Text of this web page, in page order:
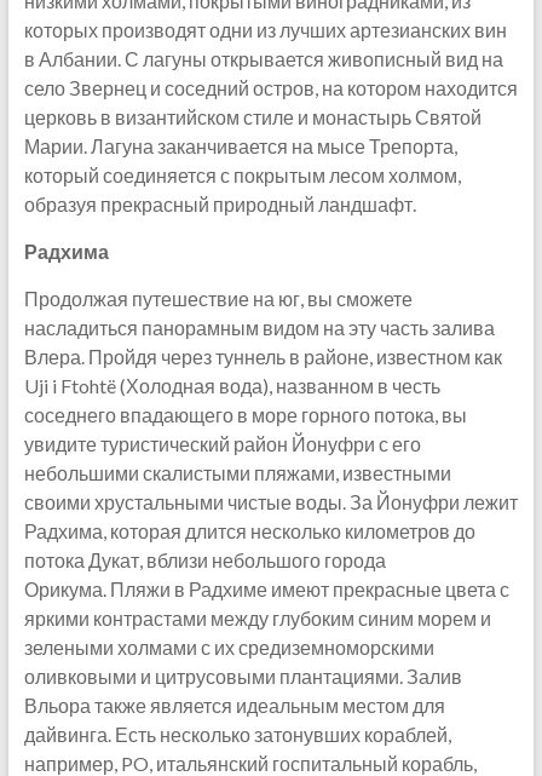
которых производят одни из лучших артезианских вин
в Албании. С лагуны открывается живописный вид на
село Звернец и соседний остров, на котором находится
церковь в византийском стиле и монастырь Святой
Марии. Лагуна заканчивается на мысе Трепорта,
который соединяется с покрытым лесом холмом,
образуя прекрасный природный ландшафт.
Радхима
Продолжая путешествие на юг, вы сможете
насладиться панорамным видом на эту часть залива
Влера. Пройдя через туннель в районе, известном как
Uji i Ftohtë (Холодная вода), названном в честь
соседнего впадающего в море горного потока, вы
увидите туристический район Йонуфри с его
небольшими скалистыми пляжами, известными
своими хрустальными чистые воды. За Йонуфри лежит
Радхима, которая длится несколько километров до
потока Дукат, вблизи небольшого города
Орикума. Пляжи в Радхиме имеют прекрасные цвета с
яркими контрастами между глубоким синим морем и
зелеными холмами с их средиземноморскими
оливковыми и цитрусовыми плантациями. Залив
Вльора также является идеальным местом для
дайвинга. Есть несколько затонувших кораблей,
например, PO, итальянский госпитальный корабль,